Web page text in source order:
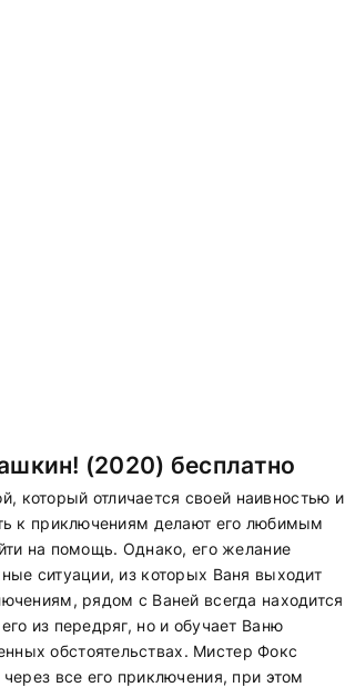
(2020) бесплатно
который отличается своей наивностью и
к приключениям делают его любимым
на помощь. Однако, его желание
ситуации, из которых Ваня выходит
рядом с Ваней всегда находится
из передряг, но и обучает Ваню
обстоятельствах. Мистер Фокс
все его приключения, при этом